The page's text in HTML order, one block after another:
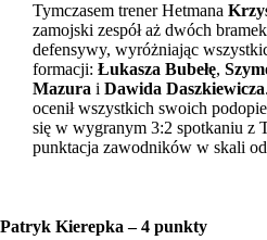
Tymczasem trener Hetmana
zamojski zespół aż dwóch
defensywy, wyróżniając
formacji: Łukasza Bubełę,
Mazura i Dawida Daszkiewicza
ocenił wszystkich swoich
się w wygranym 3:2 spotkaniu z
punktacja zawodników w skali od
Patryk Kierepka – 4 punkty